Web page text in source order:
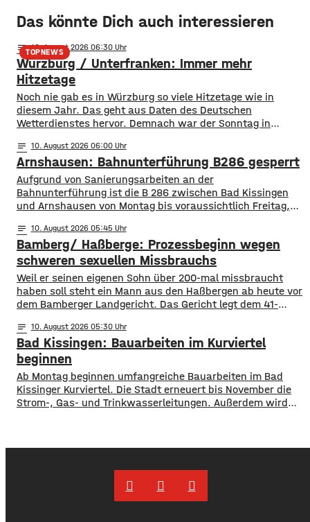
Das könnte Dich auch interessieren
TOPNEWS
notes 10. August 2026 06:30
Würzburg / Unterfranken: Immer mehr
Hitzetage
Noch nie gab es in Würzburg so viele Hitzetage wie in
diesem Jahr. Das geht aus Daten des Deutschen
Wetterdienstes hervor. Demnach war der Sonntag in
von über 30 Grad. Damit ist der bisherige Rekord von 36
Hitzetagen aus dem Jahr 2018 bereits deutlich übertroffen.
notes 10. August 2026 06:00
Arnshausen: Bahnunterführung B286 gesperrt
Aufgrund von Sanierungsarbeiten an der
Bahnunterführung ist die B 286 zwischen Bad Kissingen
und Arnshausen von Montag bis voraussichtlich Freitag,
Umleitung ist ausgeschildert. Deshalb wird das LKW-
Durchfahrtsverbot ab 7,5 t in der Kissinger Straße für die
Dauer der Bauarbeiten aufgehoben. 10Tagsüber sind
sowohl die
notes 10. August 2026 05:45
Bamberg/ Haßberge: Prozessbeginn wegen
schweren sexuellen Missbrauchs
Weil er seinen eigenen Sohn über 200-mal missbraucht
haben soll steht ein Mann aus den Haßbergen ab heute vor
dem Bamberger Landgericht. Das Gericht legt dem 41-
Missbrauch eines Kindes zur Last. Die Taten sollen sich in
den Jahren 2012-2024 in den Haßbergen ereignet haben.
Der Sohn war damals zwischen
notes 10. August 2026 05:30
Bad Kissingen: Bauarbeiten im Kurviertel
beginnen
Ab Montag beginnen umfangreiche Bauarbeiten im Bad
Kissinger Kurviertel. Die Stadt erneuert bis November die
Strom-, Gas- und Trinkwasserleitungen. Außerdem wird
November ist die Einfahrt von der